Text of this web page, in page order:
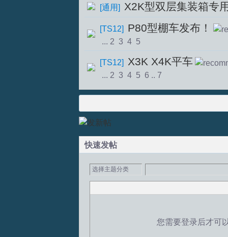
[通用] X2K型双层集装箱专
[TS12] P80型棚车发布！
... 2 3 4 5
[TS12] X3K X4K平车
... 2 3 4 5 6 .. 7
快速发帖
选择主题分类
您需要登录后才可